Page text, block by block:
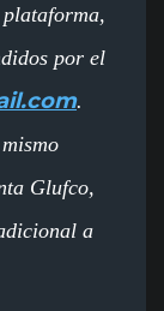
por el
.
Glufco,
a